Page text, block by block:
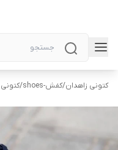
کتونی زاهدان/کفش-shoes /کتونی